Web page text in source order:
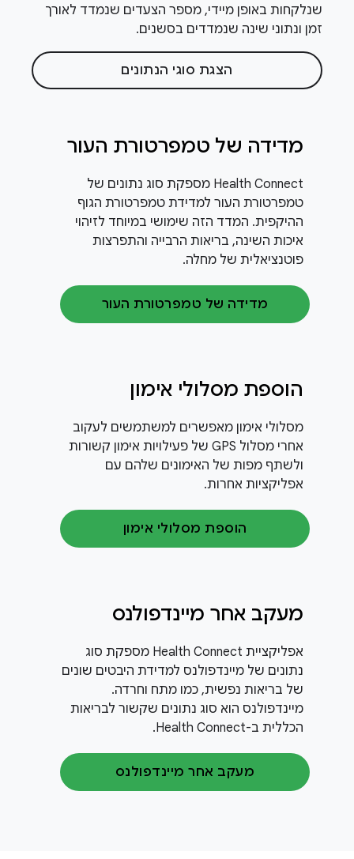
שנלקחות באופן מיידי, מספר הצעדים שנמדד לאורך
זמן ונתוני שינה שנמדדים בסשנים.
הצגת סוגי הנתונים
מדידה של טמפרטורת העור
‫Health Connect מספקת סוג נתונים של
טמפרטורת העור למדידת טמפרטורת הגוף
ההיקפית. המדד הזה שימושי במיוחד לזיהוי
איכות השינה, בריאות הרבייה והתפרצות
פוטנציאלית של מחלה.
מדידה של טמפרטורת העור
הוספת מסלולי אימון
מסלולי אימון מאפשרים למשתמשים לעקוב
אחרי מסלול GPS של פעילויות אימון קשורות
ולשתף מפות של האימונים שלהם עם
אפליקציות אחרות.
הוספת מסלולי אימון
מעקב אחר מיינדפולנס
אפליקציית Health Connect מספקת סוג
נתונים של מיינדפולנס למדידת היבטים שונים
של בריאות נפשית, כמו מתח וחרדה.
מיינדפולנס הוא סוג נתונים שקשור לבריאות
הכללית ב-Health Connect.
מעקב אחר מיינדפולנס